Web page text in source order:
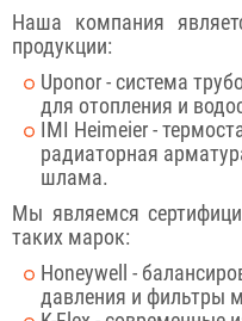
Наша компания
продукции:
Uponor - система
для отопления и
IMI Heimeier -
радиаторная
шлама.
Мы являемся
таких марок:
Honeywell -
давления и фильтры